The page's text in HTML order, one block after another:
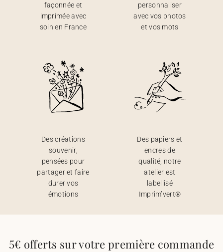
façonnée et
imprimée avec
soin en France
personnaliser
avec vos photos
et vos mots
Des créations
souvenir,
pensées pour
partager et faire
durer vos
émotions
Des papiers et
encres de
qualité, notre
atelier est
labellisé
Imprim’vert®
5€ offerts sur votre première commande